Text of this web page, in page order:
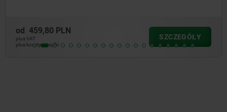
PLN
SZCZEGÓŁY
od
plus